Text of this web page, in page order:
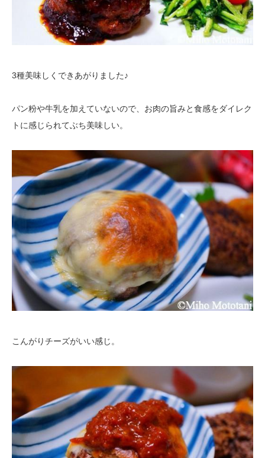
3種美味しくできあがりました♪
パン粉や牛乳を加えていないので、お肉の旨みと食感をダイレク
トに感じられてぶち美味しい。
こんがりチーズがいい感じ。